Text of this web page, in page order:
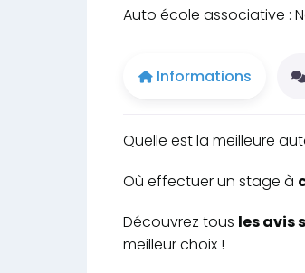
Auto école associative :
Informations
Quelle est la meilleure
Où effectuer un stage à
Découvrez tous les avis
meilleur choix !